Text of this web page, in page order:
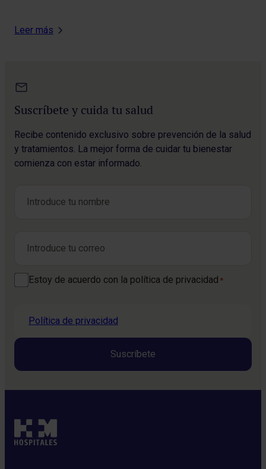
Leer más
Suscríbete y cuida tu salud
Recibe contenido exclusivo sobre prevención de la salud
y tratamientos. La mejor forma de cuidar tu bienestar
comienza con estar informado.
Consentimiento *
Estoy de acuerdo con la política de privacidad *
Política de privacidad